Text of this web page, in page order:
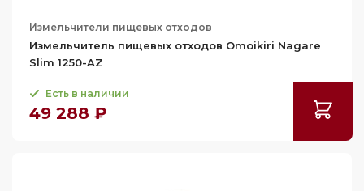
Измельчители пищевых отходов
Измельчитель пищевых отходов Omoikiri Nagare
Slim 1250-AZ
Есть в наличии
49 288 ₽